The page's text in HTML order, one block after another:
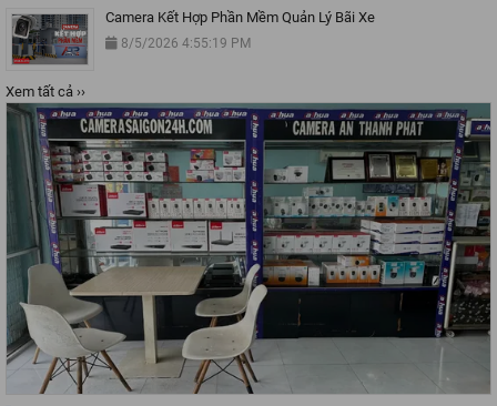
Camera Kết Hợp Phần Mềm Quản Lý Bãi Xe
8/5/2026 4:55:19 PM
Xem tất cả ››